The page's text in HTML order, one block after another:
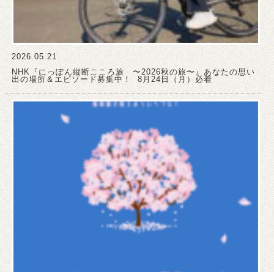
2026.05.21
NHK『にっぽん縦断こころ旅 〜2026秋の旅〜』あなたの思い
出の場所＆エピソード募集中！ 8月24日（月）必着